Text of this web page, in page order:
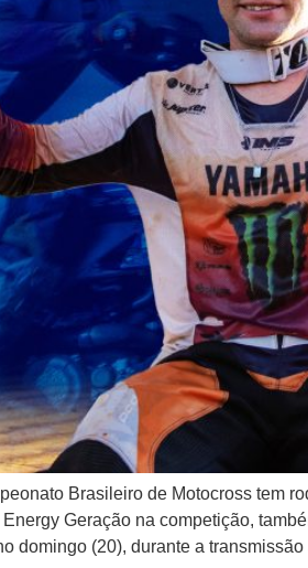
Brasileiro de Motocross tem
Energy Geração na competição,
domingo (20), durante a